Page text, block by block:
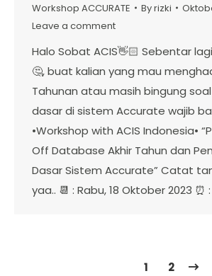
Workshop ACCURATE Byrizki
Leave a comment
Halo Sobat ACIS👋🏻 Sebentar
🤔, buat kalian yang mau
Tahunan atau masih bingung
dasar di sistem Accurate wajib
•Workshop with ACIS Indonesia•
Off Database Akhir Tahun dan
Dasar Sistem Accurate” Catat
yaa.. 📆 : Rabu, 18 Oktober 2023 ⏰
1 2